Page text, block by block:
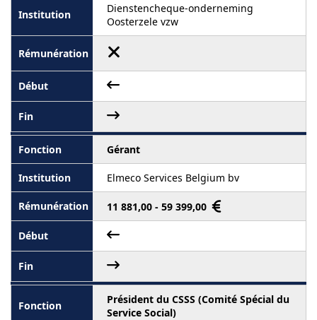
Dienstencheque-onderneming
Oosterzele vzw
Gérant
Elmeco Services Belgium bv
11 881,00 - 59 399,00
Président du CSSS (Comité Spécial du
Service Social)